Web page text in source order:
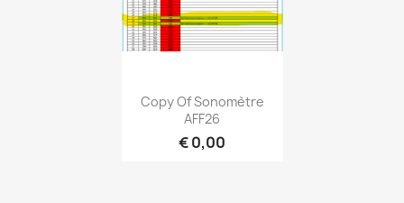
Snel bekijken
Copy Of Sonomètre
AFF26
€ 0,00